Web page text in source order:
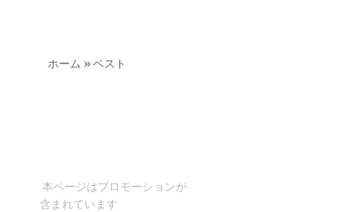
ホーム »ベスト
本ページはプロモーションが
含まれています